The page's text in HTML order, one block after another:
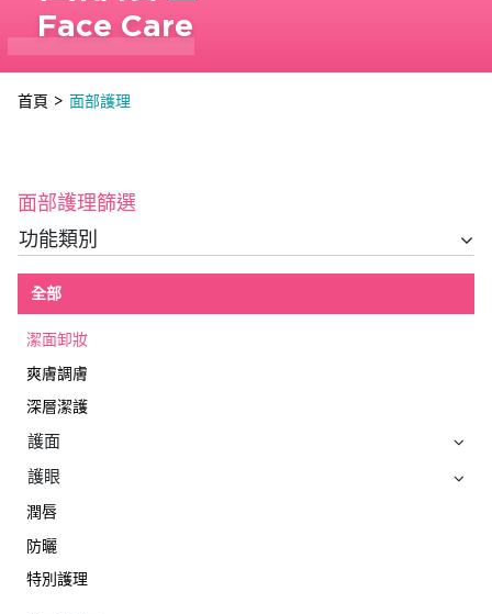
Face Care
首頁 > 面部護理
面部護理篩選
功能類別
全部
潔面卸妝
爽膚調膚
深層潔護
護面
護眼
潤唇
防曬
特別護理